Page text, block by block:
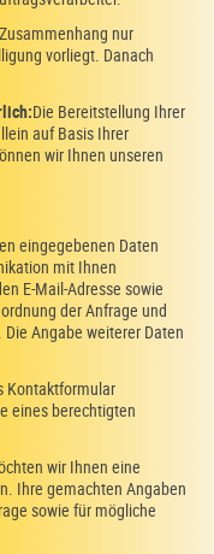
nur
vorliegt. Danach
Die Bereitstellung Ihrer
auf Basis Ihrer
wir Ihnen unseren
eingegebenen Daten
mit Ihnen
E-Mail-Adresse sowie
der Anfrage und
Angabe weiterer Daten
Kontaktformular
eines berechtigten
wir Ihnen eine
Ihre gemachten Angaben
sowie für mögliche